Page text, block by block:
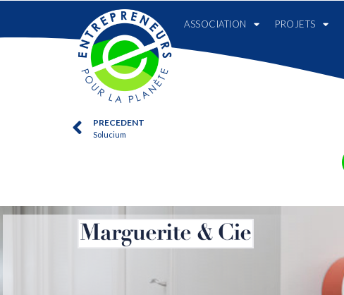
ASSOCIATION PROJETS
PRECEDENT
Solucium